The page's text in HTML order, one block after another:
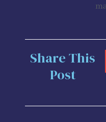
Share This
Post